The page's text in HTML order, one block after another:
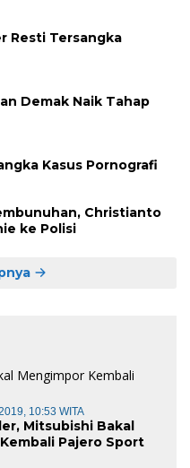
Resti Tersangka
Demak Naik Tahap
Kasus Pornografi
Christianto
ke Polisi
10:53 WITA
Mitsubishi Bakal
Pajero Sport